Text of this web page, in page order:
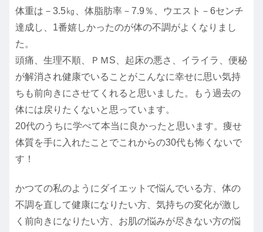
体重は－3.5㎏、体脂肪率－7.9％、ウエスト－6センチ
達成し、1番嬉しかったのが体の不調がよくなりまし
た。
頭痛、生理不順、ＰＭS、起床の悪さ、イライラ、便秘
が解消され健康でいることがこんなに幸せに思い気持
ちも前向きにさせてくれると思いました。もう過去の
体には戻りたくないと思っています。
20代のうちに学べて本当に良かったと思います。痩せ
体質を手に入れたことでこれからの30代も怖くないで
す！
かつての私のようにダイエットで悩んでいる方、体の
不調を直して健康になりたい方、気持ちの変化が激し
く前向きになりたい方、お肌の悩みが尽きない方の悩